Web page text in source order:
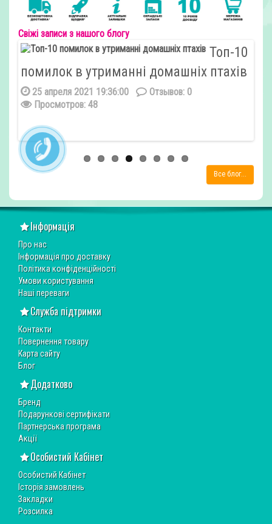
Свіжі записи з нашого блогу
Топ-10
помилок в утриманні домашніх птахів
25 апреля 2021 19:36:00
Отзывов: 0
Просмотров: 48
Все блог...
Інформація
Про нас
Інформація про доставку
Політика конфіденційності
Умови користування
Наші переваги
Служба підтримки
Контакти
Повернення товару
Карта сайту
Блог
Додатково
Бренд
Подарункові сертифікати
Партнерська програма
Акції
Особистий Кабінет
Особистий Кабінет
Історія замовлень
Закладки
Розсилка